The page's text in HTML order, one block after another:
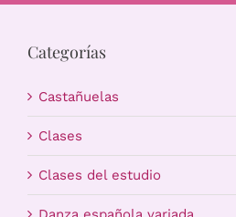
Estudio
Carrito
Categorías
Castañuelas
Clases
Clases del estudio